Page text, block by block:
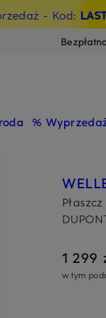
- Kod:
%
1 299
w tym